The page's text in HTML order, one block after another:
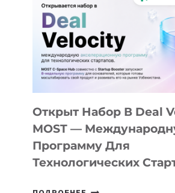
AI
YOUTH
CAMP
ДАЛ
30
ПОДРОСТКАМ
БИЛЕТ
В
Открыт Набор В Deal
MOST —
Программу Для
Технологических
ОТКРЫТ